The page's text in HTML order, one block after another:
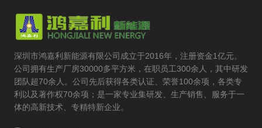
深圳市鸿嘉利新能源有限公司成立于2016年，注册资金1亿元。
公司拥有生产厂房30000多平方米，在职员工300余人，其中研发
团队超70余人。公司先后获得各类认证、荣誉100余项，各类专
利以及著作权70余项；是一家专业集研发、生产销售、服务于一
体的高新技术、专精特新企业。